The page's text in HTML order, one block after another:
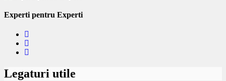
Experti pentru Experti
Legaturi utile